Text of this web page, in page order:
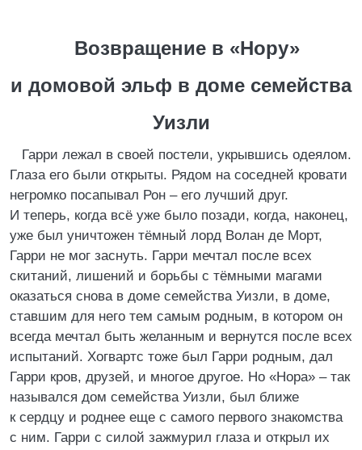
Возвращение в «Нору»
и домовой эльф в доме семейства
Уизли
Гарри лежал в своей постели, укрывшись одеялом.
Глаза его были открыты. Рядом на соседней кровати
негромко посапывал Рон – его лучший друг.
И теперь, когда всё уже было позади, когда, наконец,
уже был уничтожен тёмный лорд Волан де Морт,
Гарри не мог заснуть. Гарри мечтал после всех
скитаний, лишений и борьбы с тёмными магами
оказаться снова в доме семейства Уизли, в доме,
ставшим для него тем самым родным, в котором он
всегда мечтал быть желанным и вернутся после всех
испытаний. Хогвартс тоже был Гарри родным, дал
Гарри кров, друзей, и многое другое. Но «Нора» – так
назывался дом семейства Уизли, был ближе
к сердцу и роднее еще с самого первого знакомства
с ним. Гарри с силой зажмурил глаза и открыл их